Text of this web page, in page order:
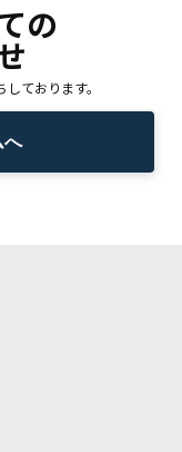
の
ております。
へ